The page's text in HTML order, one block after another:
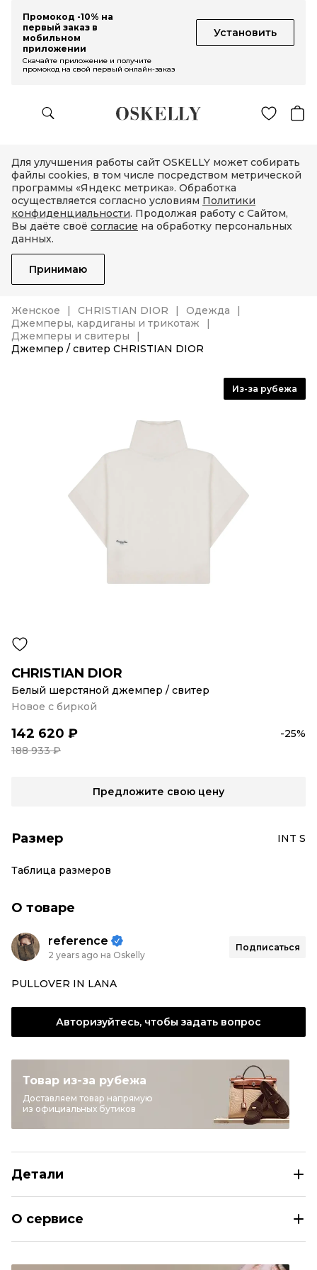
Промокод -10% на
первый заказ в
мобильном
приложении
Установить
Скачайте приложение и получите
промокод на свой первый онлайн-заказ
Для улучшения работы сайт OSKELLY может собирать
файлы cookies, в том числе посредством метрической
программы «Яндекс метрика». Обработка
осуществляется согласно условиям Политики
конфиденциальности. Продолжая работу с Сайтом,
Вы даёте своё согласие на обработку персональных
данных.
Принимаю
Женское CHRISTIAN DIOR
Одежда
Джемперы, кардиганы и трикотаж
Джемперы и свитеры
Джемпер / свитер CHRISTIAN DIOR
Из-за рубежа
CHRISTIAN DIOR
Белый шерстяной джемпер / свитер
Новое с биркой
142 620 ₽
-25%
188 933 ₽
Предложите свою цену
Размер INT S
Таблица размеров
О товаре
reference
2 years ago на Oskelly
Подписаться
PULLOVER IN LANA
Авторизуйтесь, чтобы задать вопрос
Товар из-за рубежа
Доставляем товар напрямую
из официальных бутиков
Детали
О сервисе